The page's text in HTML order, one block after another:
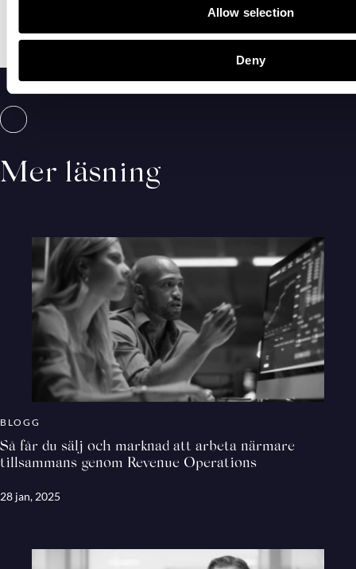
Allow selection
Deny
Mer läsning
BLOGG
Så får du sälj och marknad att arbeta närmare
tillsammans genom Revenue Operations
28 jan, 2025